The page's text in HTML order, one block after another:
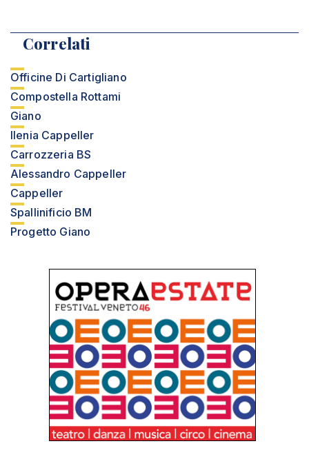
Correlati
Officine Di Cartigliano
Compostella Rottami
Giano
Ilenia Cappeller
Carrozzeria BS
Alessandro Cappeller
Cappeller
Spallinificio BM
Progetto Giano